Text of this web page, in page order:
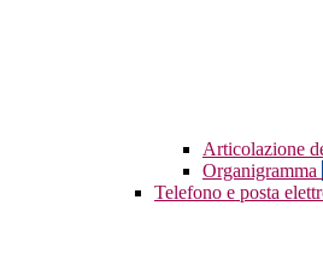
Articolazione
Organigramma
Telefono e posta